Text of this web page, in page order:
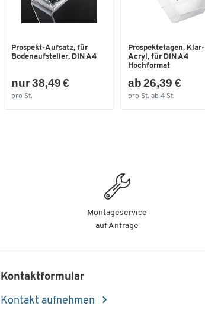
Prospekt-Aufsatz, für
Bodenaufsteller, DIN A4
nur 38,49 €
pro St.
Prospektetagen, Klar-
Acryl, für DIN A4
Hochformat
ab 26,39 €
pro St. ab 4 St.
Montageservice
auf Anfrage
Kontaktformular
Kontakt aufnehmen